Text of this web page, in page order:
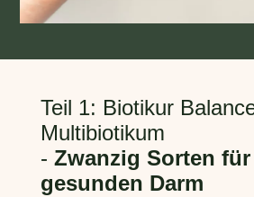
Teil 1: Biotikur
Multibiotikum
- Zwanzig Sorten
gesunden Darm